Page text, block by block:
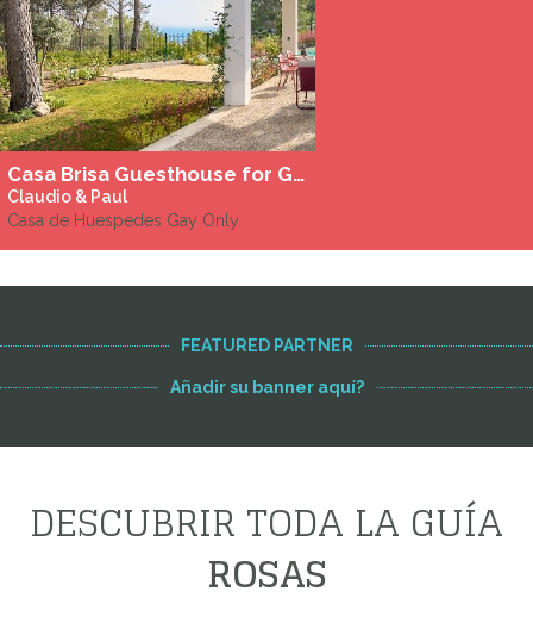
Casa Brisa Guesthouse for Gay Men Sitges
Claudio & Paul
Casa de Huespedes Gay Only
FEATURED PARTNER
Añadir su banner aquí?
DESCUBRIR TODA LA GUÍA
ROSAS